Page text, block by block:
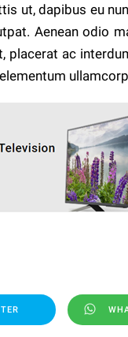
ut, dapibus eu
Aenean odio
placerat ac